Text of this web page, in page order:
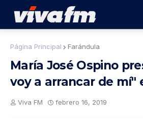
Página Principal Farándula
María José Ospino
voy a arrancar de mí"
Viva FM febrero 16, 2019